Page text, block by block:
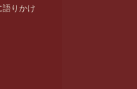
語りかけ